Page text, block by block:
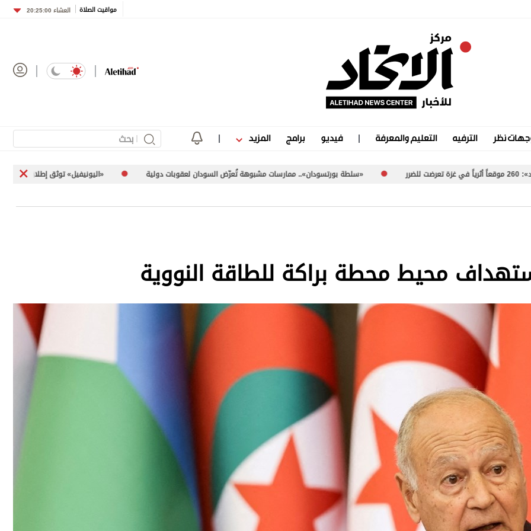
مواقيت الصلاة العشاء 20:25:00
نظر الترفيه التعليم والمعرفة فيديو برامج المزيد
«سلطة بورتسودان».. ممارسات مشبوهة تُعرّض السودان لعقوبات دولية «اليونيفيل» توثق إطلاق إسرائيل 113 مقذوفاً على جنوب لبنان
محيط محطة براكة للطاقة النووية